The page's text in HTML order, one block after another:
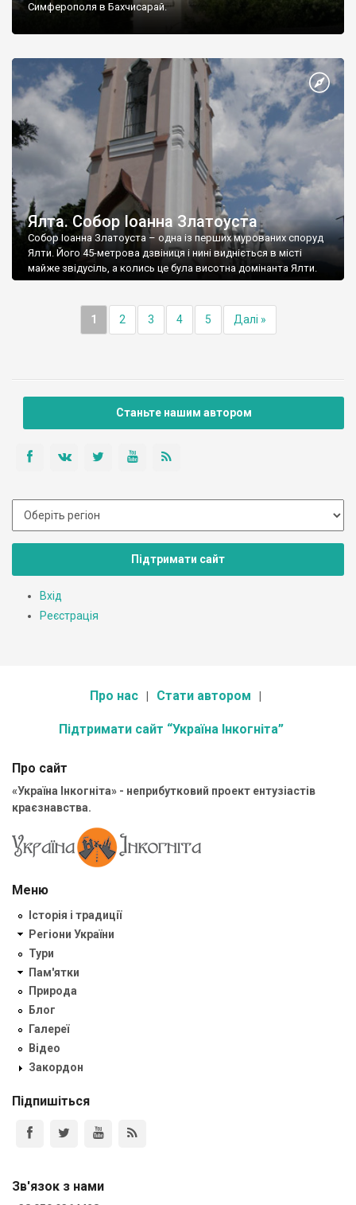
Симферополя в Бахчисарай.
Ялта. Собор Іоанна Златоуста
Собор Іоанна Златоуста – одна із перших мурованих споруд
Ялти. Його 45-метрова дзвіниця і нині видніється в місті
майже звідусіль, а колись це була висотна домінанта Ялти.
1 2 3 4 5 Далі »
Станьте нашим автором
Підтримати сайт
Вхід
Реєстрація
Про нас Стати автором
Підтримати сайт “Україна Інкогніта”
Про сайт
«Україна Інкогніта» - неприбутковий проект ентузіастів
краєзнавства.
Меню
Історія і традиції
Регіони України
Тури
Пам'ятки
Природа
Блог
Галереї
Відео
Закордон
Підпишіться
Зв'язок з нами